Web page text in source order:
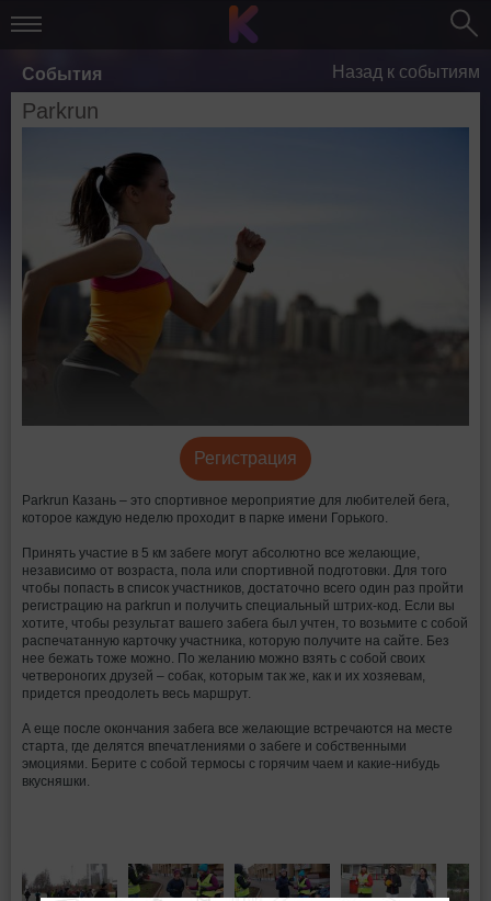
События Назад к событиям
Parkrun
Регистрация
Parkrun Казань – это спортивное мероприятие для любителей бега,
которое каждую неделю проходит в парке имени Горького.
Принять участие в 5 км забеге могут абсолютно все желающие,
независимо от возраста, пола или спортивной подготовки. Для того
чтобы попасть в список участников, достаточно всего один раз пройти
регистрацию на parkrun и получить специальный штрих-код. Если вы
хотите, чтобы результат вашего забега был учтен, то возьмите с собой
распечатанную карточку участника, которую получите на сайте. Без
нее бежать тоже можно. По желанию можно взять с собой своих
четвероногих друзей – собак, которым так же, как и их хозяевам,
придется преодолеть весь маршрут.
А еще после окончания забега все желающие встречаются на месте
старта, где делятся впечатлениями о забеге и собственными
эмоциями. Берите с собой термосы с горячим чаем и какие-нибудь
вкусняшки.